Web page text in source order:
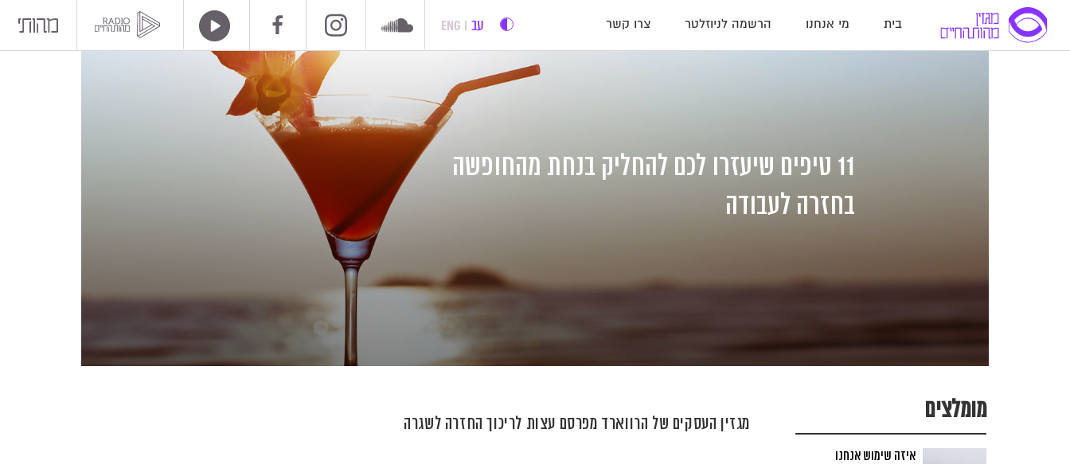
בית מי אנחנו הרשמה לניוזלטר צרו קשר עב ENG
11 טיפים שיעזרו לכם להחליק בנחת מהחופשה
בחזרה לעבודה
מגזין העסקים של הרווארד מפרסם עצות לריכוך החזרה לשגרה
מומלצים
איזה שימוש אנחנו